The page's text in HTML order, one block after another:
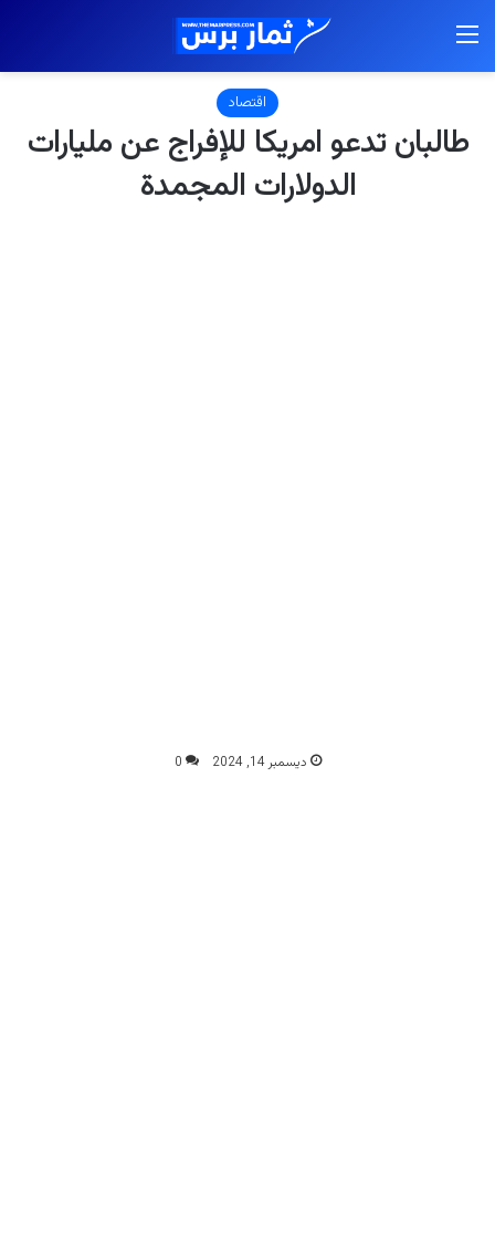
اقتصاد
طالبان تدعو امريكا للإفراج عن مليارات
الدولارات المجمدة
ديسمبر 14, 2024 0